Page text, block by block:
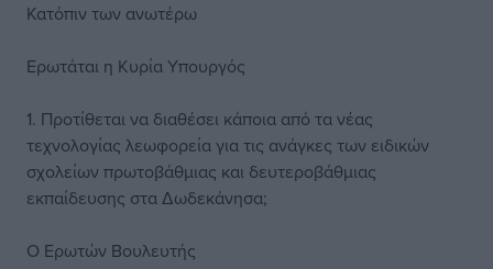
Κατόπιν των ανωτέρω
Ερωτάται η Κυρία Υπουργός
1. Προτίθεται να διαθέσει κάποια από τα νέας
τεχνολογίας λεωφορεία για τις ανάγκες των ειδικών
σχολείων πρωτοβάθμιας και δευτεροβάθμιας
εκπαίδευσης στα Δωδεκάνησα;
Ο Ερωτών Βουλευτής